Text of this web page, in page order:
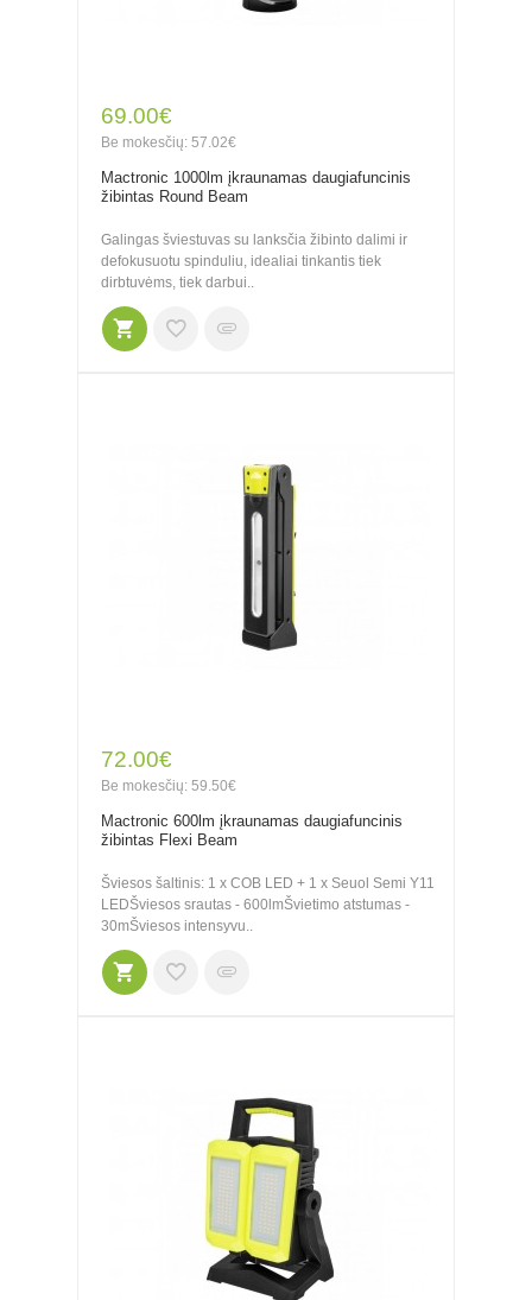
69.00€
Be mokesčių: 57.02€
Mactronic 1000lm įkraunamas daugiafuncinis
žibintas Round Beam
Galingas šviestuvas su lanksčia žibinto dalimi ir
defokusuotu spinduliu, idealiai tinkantis tiek
dirbtuvėms, tiek darbui..
72.00€
Be mokesčių: 59.50€
Mactronic 600lm įkraunamas daugiafuncinis
žibintas Flexi Beam
Šviesos šaltinis: 1 x COB LED + 1 x Seuol Semi Y11
LEDŠviesos srautas - 600lmŠvietimo atstumas -
30mŠviesos intensyvu..